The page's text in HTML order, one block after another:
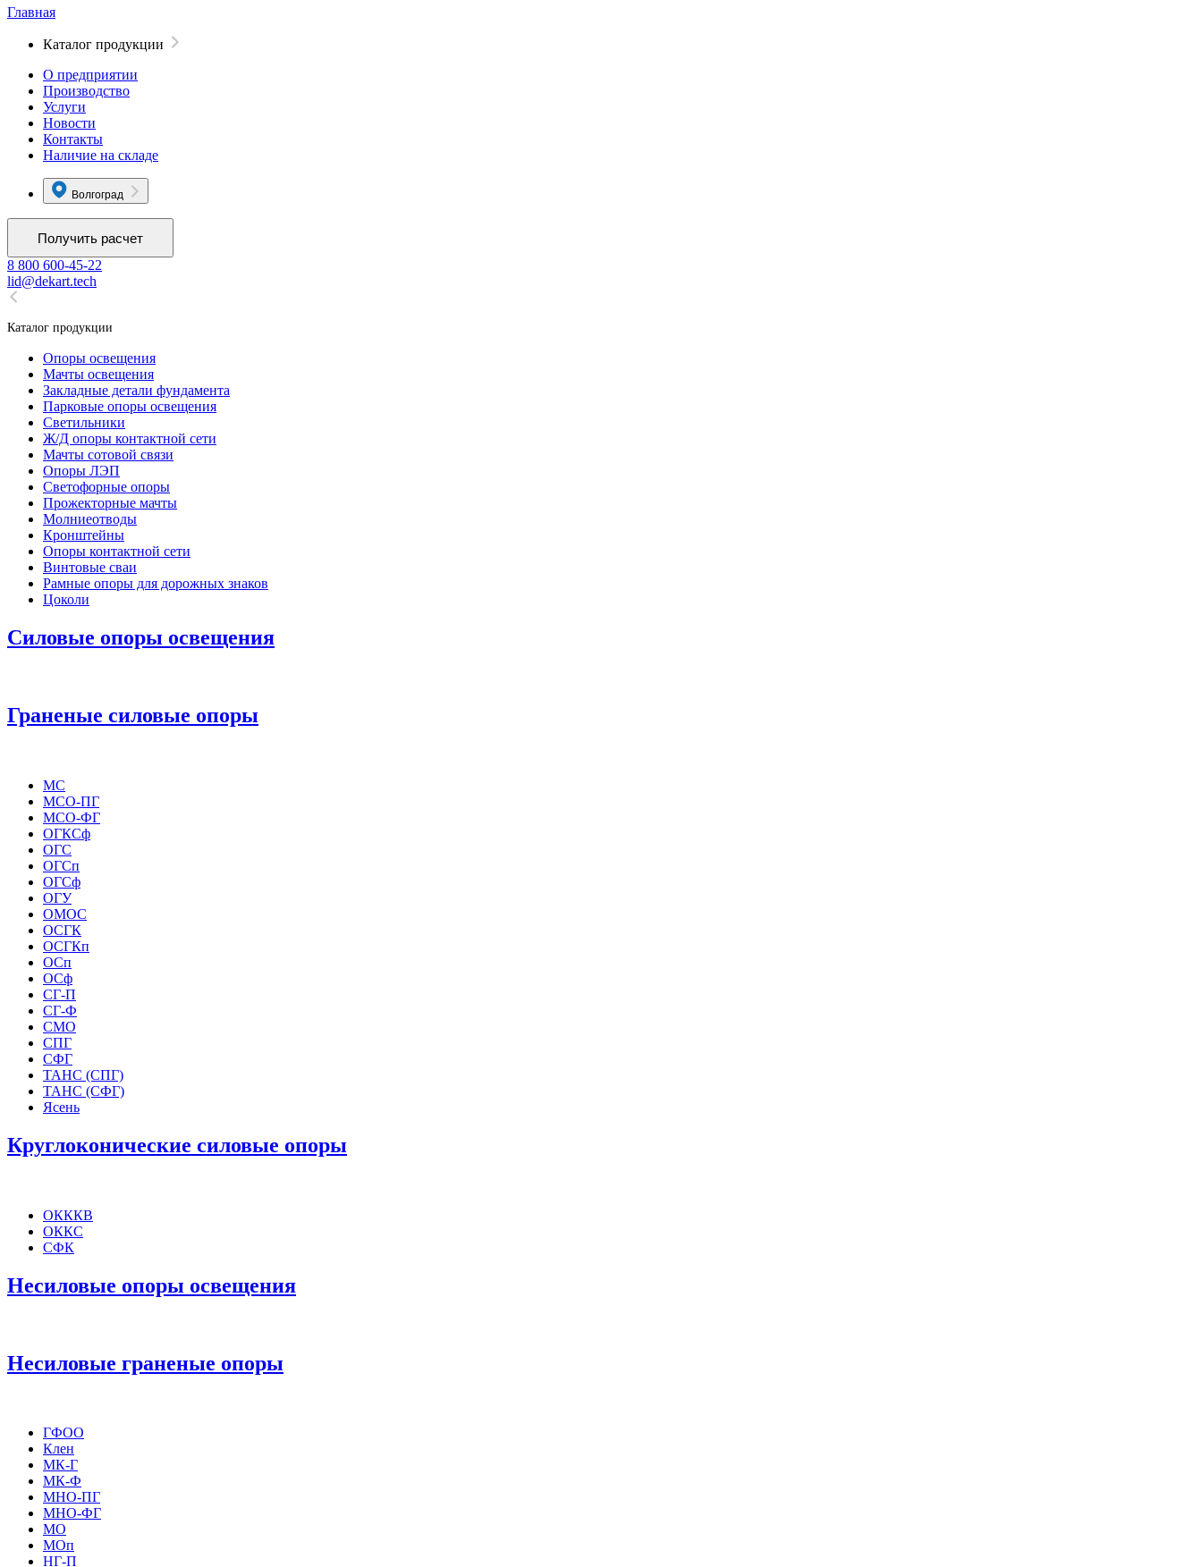
Главная
Каталог продукции
О предприятии
Производство
Услуги
Новости
Контакты
Наличие на складе
Волгоград
Получить расчет
8 800 600-45-22
lid@dekart.tech
Каталог продукции
Oпоры oсвeщения
Мачты освещения
Закладные детали фундамента
Парковые опоры освещения
Светильники
Ж/Д опоры контактной сети
Мачты сотовой связи
Опоры ЛЭП
Светофорные опоры
Прожекторные мачты
Молниеотводы
Кронштейны
Опоры контактной сети
Винтовые сваи
Рамные опоры для дорожных знаков
Цоколи
Силовые опоры освещения
Граненые силовые опоры
МС
МСО-ПГ
МСО-ФГ
ОГКСф
ОГС
ОГСп
ОГСф
ОГУ
ОМОС
ОСГК
ОСГКп
ОСп
ОСф
СГ-П
СГ-Ф
СМО
СПГ
СФГ
ТАНС (СПГ)
ТАНС (СФГ)
Ясень
Круглоконические силовые опоры
ОКККВ
ОККС
СФК
Несиловые опоры освещения
Несиловые граненые опоры
ГФОО
Клен
МК-Г
МК-Ф
МНО-ПГ
МНО-ФГ
МО
МОп
НГ-П